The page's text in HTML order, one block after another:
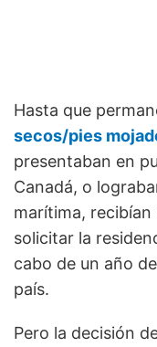
Hasta que
secos/pies
presentaban en
Canadá, o
marítima, recibían
solicitar la
cabo de un año
país.
Pero la decisión